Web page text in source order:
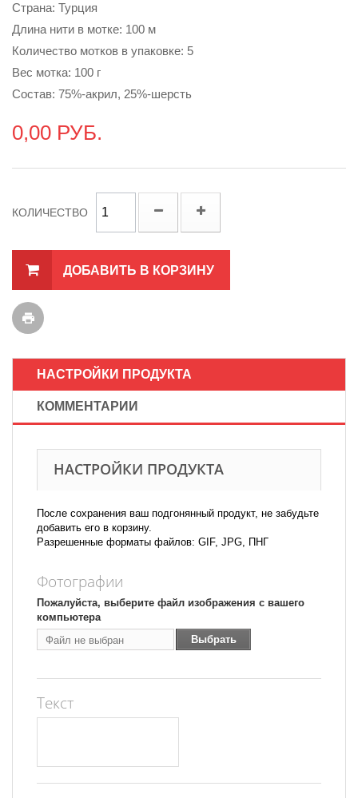
Страна: Турция
Длина нити в мотке: 100 м
Количество мотков в упаковке: 5
Вес мотка: 100 г
Состав: 75%-акрил, 25%-шерсть
0,00 РУБ.
КОЛИЧЕСТВО
ДОБАВИТЬ В КОРЗИНУ
НАСТРОЙКИ ПРОДУКТА
КОММЕНТАРИИ
НАСТРОЙКИ ПРОДУКТА
После сохранения ваш подгонянный продукт, не забудьте
добавить его в корзину.
Разрешенные форматы файлов: GIF, JPG, ПНГ
Фотографии
Пожалуйста, выберите файл изображения с вашего
компьютера
Файл не выбран
Выбрать
Текст